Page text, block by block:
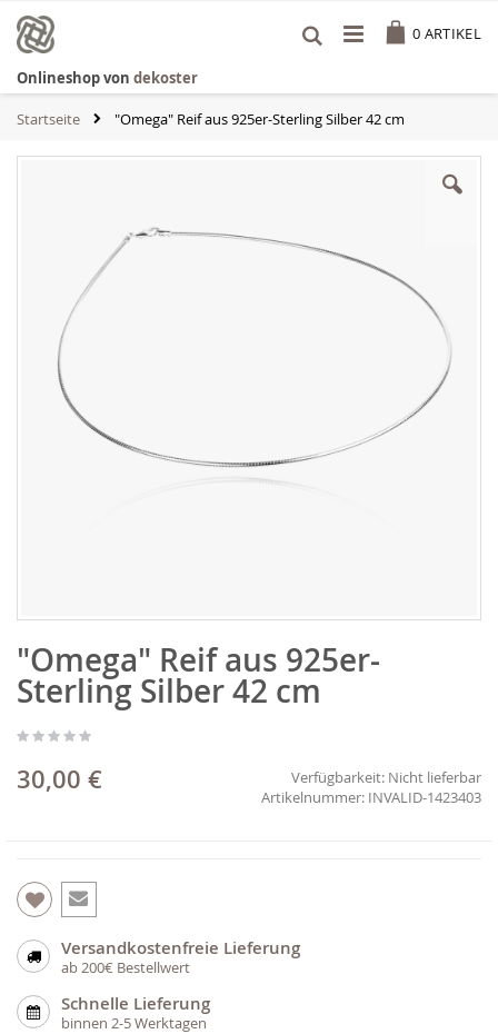
Inhalt
springen
0 ARTIKEL
Onlineshop von dekoster
Startseite "Omega" Reif aus 925er-Sterling Silber 42 cm
Anfang
der
Bildgalerie
"Omega" Reif aus 925er-
Sterling Silber 42 cm
30,00 € Verfügbarkeit: Nicht lieferbar
INVALID-1423403
Versandkostenfreie Lieferung
ab 200€ Bestellwert
Schnelle Lieferung
binnen 2-5 Werktagen